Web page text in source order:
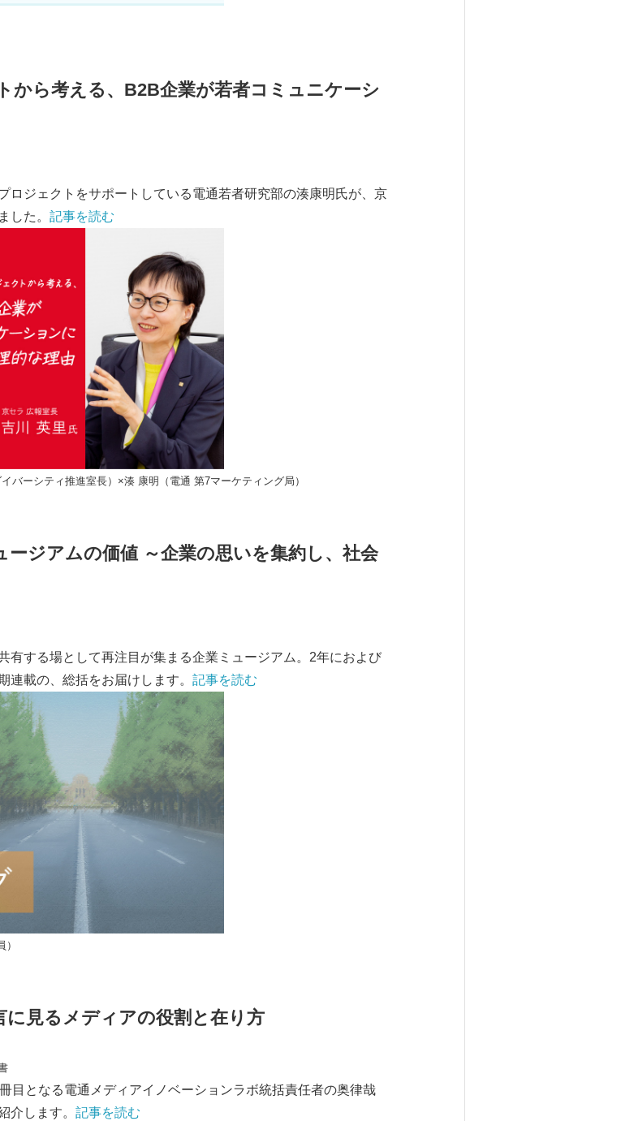
から考える、B2B企業が若者コミュニケーシ
ロジェクトをサポートしている電通若者研究部の湊康明氏が、京
した。 記事を読む
バーシティ推進室長）×湊 康明（電通 第7マーケティング局）
ージアムの価値 ～企業の思いを集約し、社会
有する場として再注目が集まる企業ミュージアム。2年におよび
連載の、総括をお届けします。 記事を読む
に見るメディアの役割と在り方
目となる電通メディアイノベーションラボ統括責任者の奥律哉
介します。 記事を読む